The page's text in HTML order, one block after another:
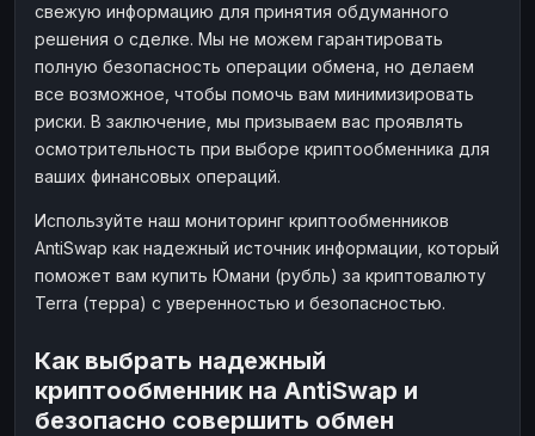
свежую информацию для принятия обдуманного
решения о сделке. Мы не можем гарантировать
полную безопасность операции обмена, но делаем
все возможное, чтобы помочь вам минимизировать
риски. В заключение, мы призываем вас проявлять
осмотрительность при выборе криптообменника для
ваших финансовых операций.
Используйте наш мониторинг криптообменников
AntiSwap как надежный источник информации, который
поможет вам купить Юмани (рубль) за криптовалюту
Terra (терра) с уверенностью и безопасностью.
Как выбрать надежный
криптообменник на AntiSwap и
безопасно совершить обмен